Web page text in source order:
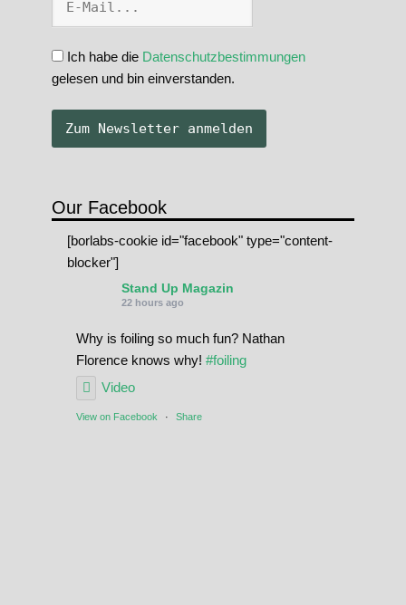
Ich habe die Datenschutzbestimmungen
gelesen und bin einverstanden.
Our Facebook
[borlabs-cookie id="facebook" type="content-
blocker"]
Stand Up Magazin
22 hours ago
Why is foiling so much fun? Nathan
Florence knows why! #foiling
Video
View on Facebook · Share